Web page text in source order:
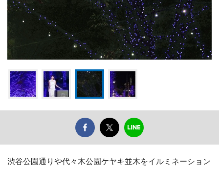
渋谷公園通りや代々木公園ケヤキ並木をイルミネーション